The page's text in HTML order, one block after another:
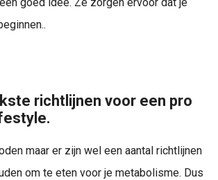
richtlijnen voor een pro
maar er zijn wel een aantal richtlijnen
om te eten voor je metabolisme. Dus